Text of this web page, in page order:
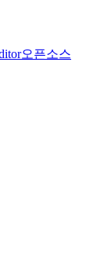
오픈소스